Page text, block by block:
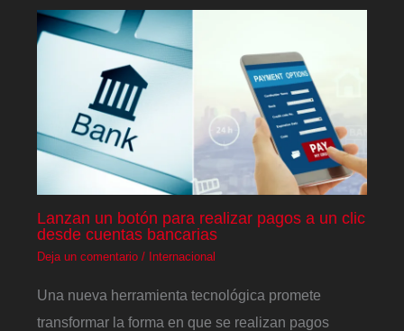
Lanzan un botón para realizar pagos a un clic
desde cuentas bancarias
Deja un comentario / Internacional
Una nueva herramienta tecnológica promete
transformar la forma en que se realizan pagos